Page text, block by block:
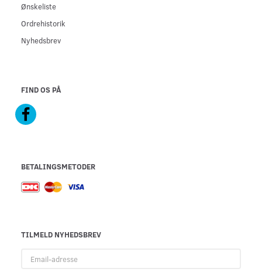
Ønskeliste
Ordrehistorik
Nyhedsbrev
FIND OS PÅ
BETALINGSMETODER
TILMELD NYHEDSBREV
adresse